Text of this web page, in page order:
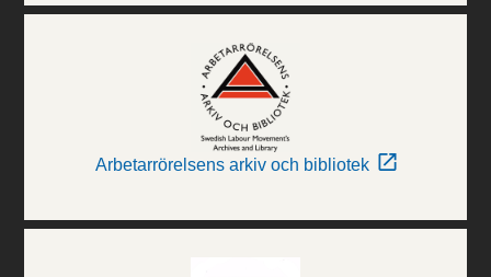
Arbetarrörelsens arkiv och bibliotek